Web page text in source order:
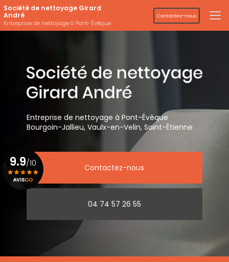
Aller
au
contenu
principal
Société de nettoyage Girard
André
Entreprise de nettoyage à Pont-Évêque
Contactez-nous
Entreprise de nettoyage à Pont-Évêque
Bourgoin-Jallieu, Vaulx-en-Velin, Saint-Étienne
Contactez-nous
04 74 57 26 55
9.9/10